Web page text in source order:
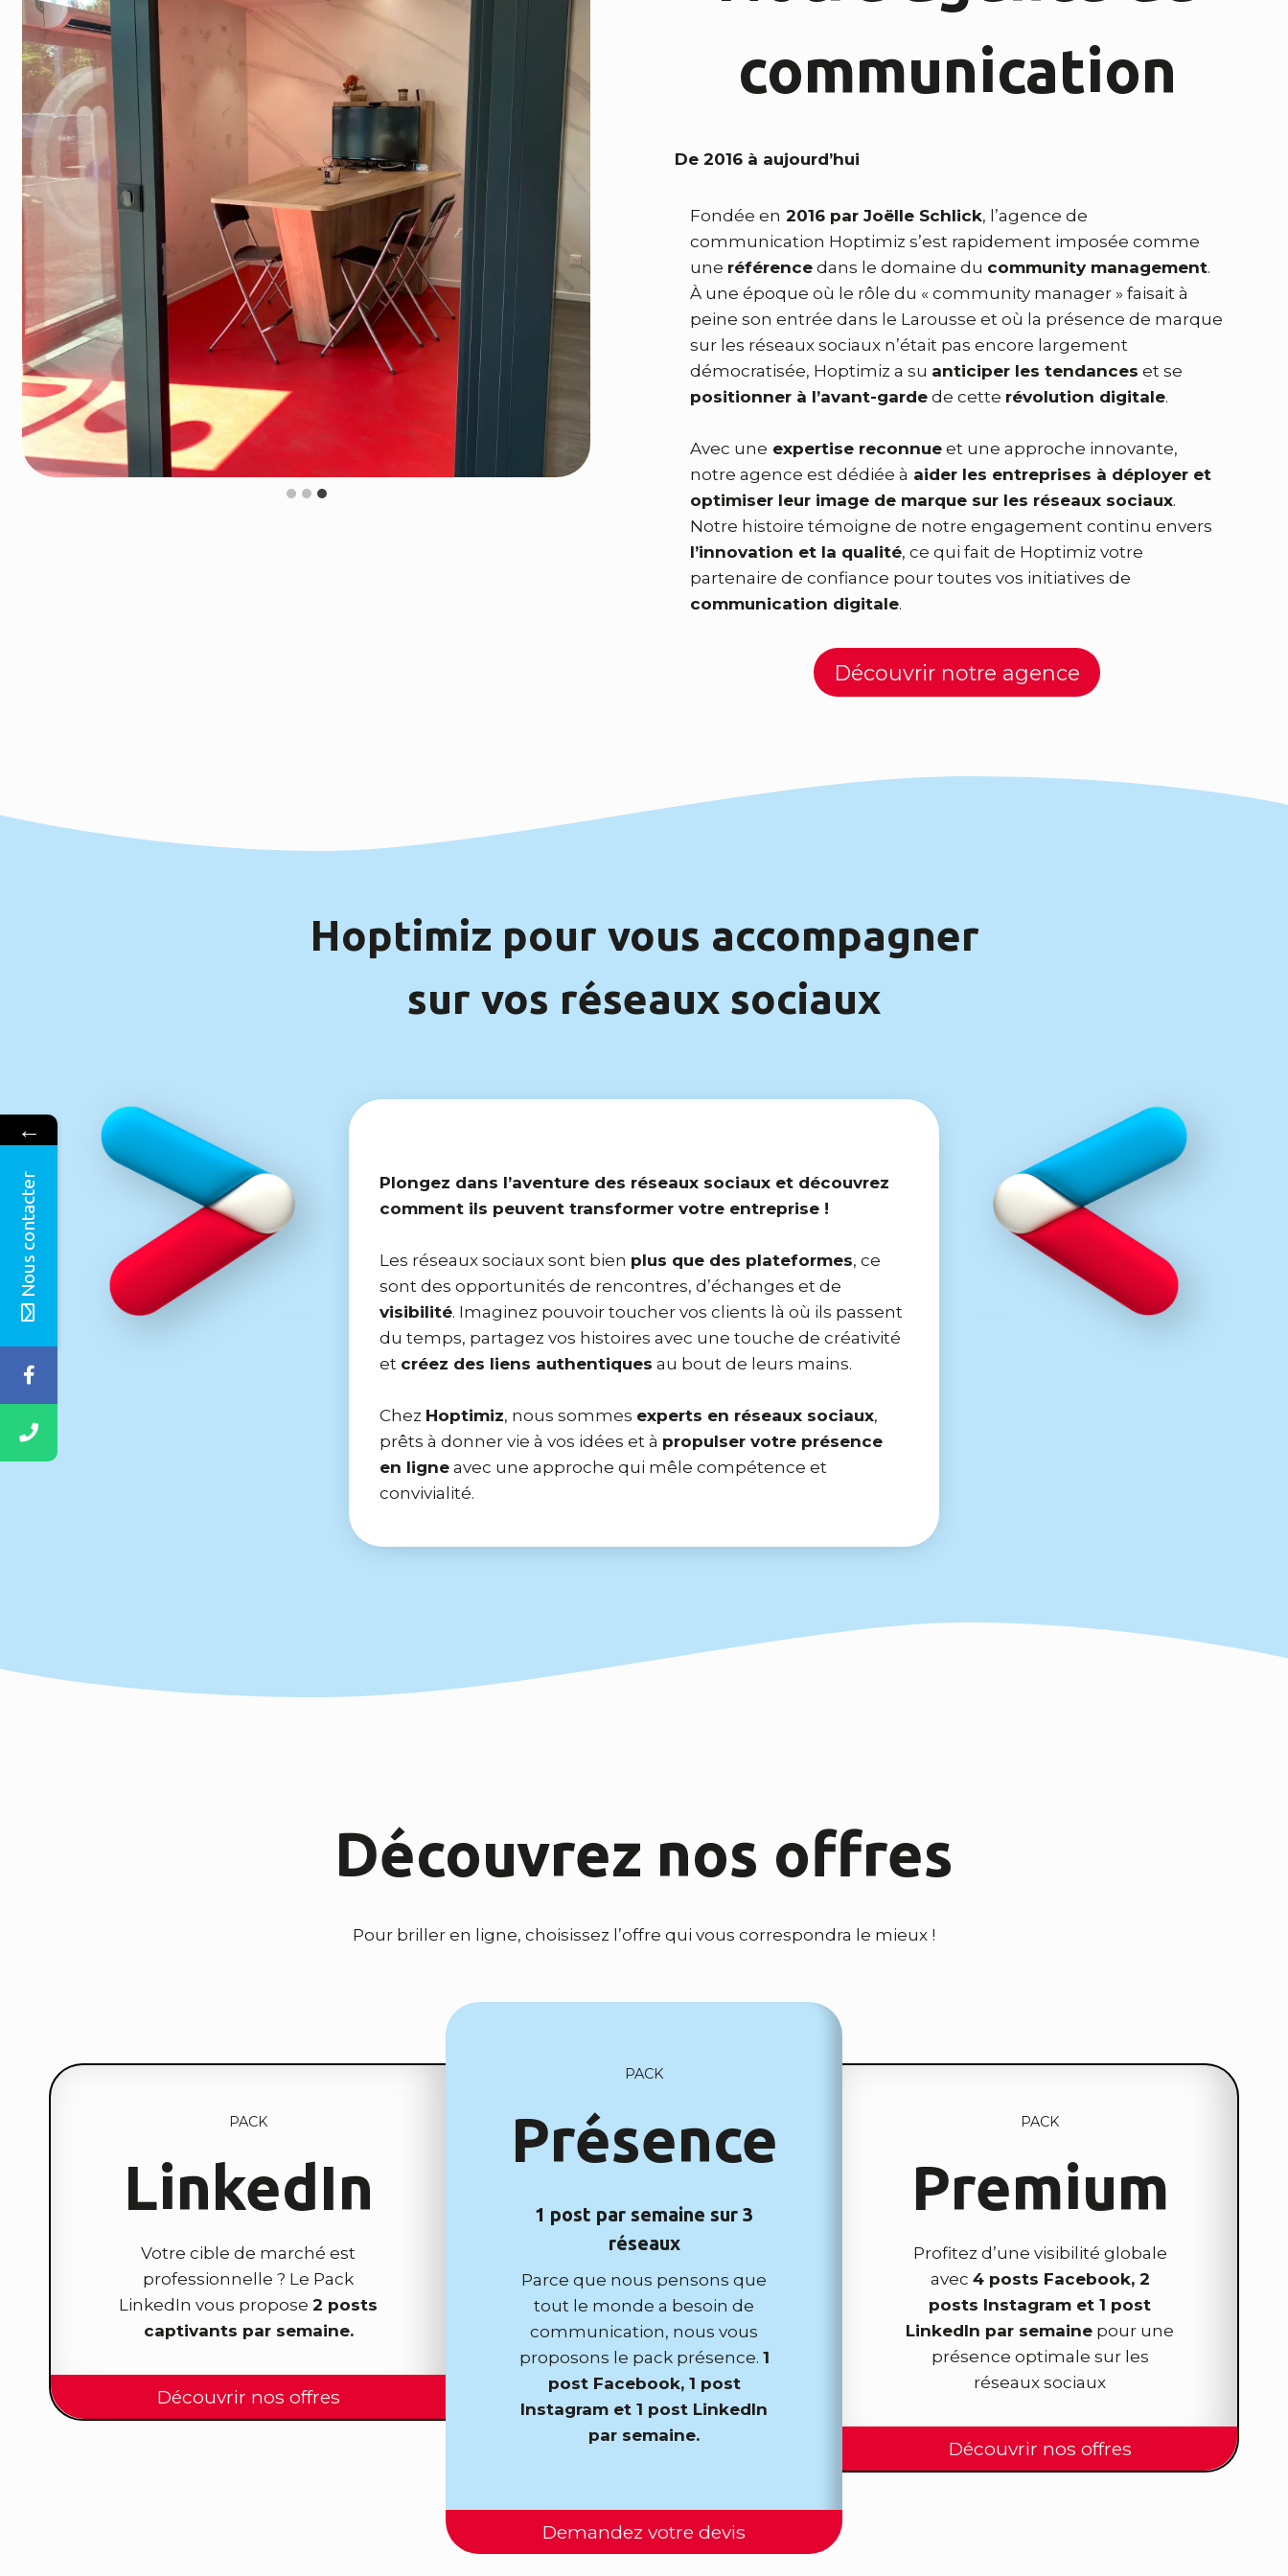
communication
De 2016 à aujourd’hui
Fondée en 2016 par Joëlle Schlick, l’agence de
communication Hoptimiz s’est rapidement imposée comme
une référence dans le domaine du community management.
À une époque où le rôle du « community manager » faisait à
peine son entrée dans le Larousse et où la présence de marque
sur les réseaux sociaux n’était pas encore largement
démocratisée, Hoptimiz a su anticiper les tendances et se
positionner à l’avant-garde de cette révolution digitale.
Avec une expertise reconnue et une approche innovante,
notre agence est dédiée à aider les entreprises à déployer et
optimiser leur image de marque sur les réseaux sociaux.
Notre histoire témoigne de notre engagement continu envers
l’innovation et la qualité, ce qui fait de Hoptimiz votre
partenaire de confiance pour toutes vos initiatives de
communication digitale.
Découvrir notre agence
Hoptimiz pour vous accompagner
sur vos réseaux sociaux
Plongez dans l’aventure des réseaux sociaux et découvrez
comment ils peuvent transformer votre entreprise !
Les réseaux sociaux sont bien plus que des plateformes, ce
sont des opportunités de rencontres, d’échanges et de
visibilité. Imaginez pouvoir toucher vos clients là où ils passent
du temps, partagez vos histoires avec une touche de créativité
et créez des liens authentiques au bout de leurs mains.
Chez Hoptimiz, nous sommes experts en réseaux sociaux,
prêts à donner vie à vos idées et à propulser votre présence
en ligne avec une approche qui mêle compétence et
convivialité.
Découvrez nos offres
Pour briller en ligne, choisissez l’offre qui vous correspondra le mieux !
PACK
LinkedIn
Votre cible de marché est
professionnelle ? Le Pack
LinkedIn vous propose 2 posts
captivants par semaine.
Découvrir nos offres
PACK
Présence
1 post par semaine sur 3
réseaux
Parce que nous pensons que
tout le monde a besoin de
communication, nous vous
proposons le pack présence. 1
post Facebook, 1 post
Instagram et 1 post LinkedIn
par semaine.
Demandez votre devis
PACK
Premium
Profitez d’une visibilité globale
avec 4 posts Facebook, 2
posts Instagram et 1 post
LinkedIn par semaine pour une
présence optimale sur les
réseaux sociaux
Découvrir nos offres
←
Nous contacter